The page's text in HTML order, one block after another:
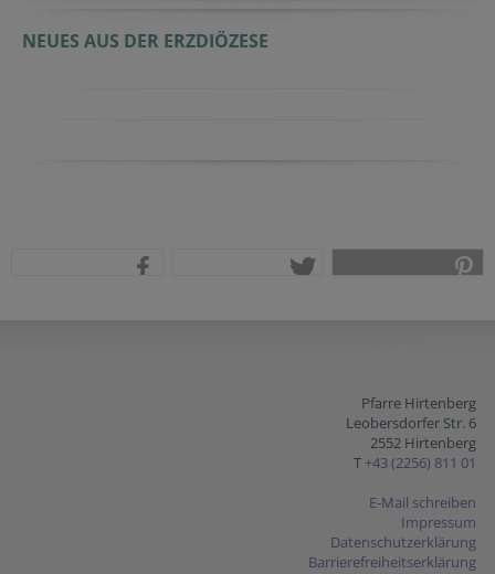
NEUES AUS DER ERZDIÖZESE
Pfarre Hirtenberg
Leobersdorfer Str. 6
2552 Hirtenberg
T +43 (2256) 811 01
E-Mail schreiben
Impressum
Datenschutzerklärung
Barrierefreiheitserklärung